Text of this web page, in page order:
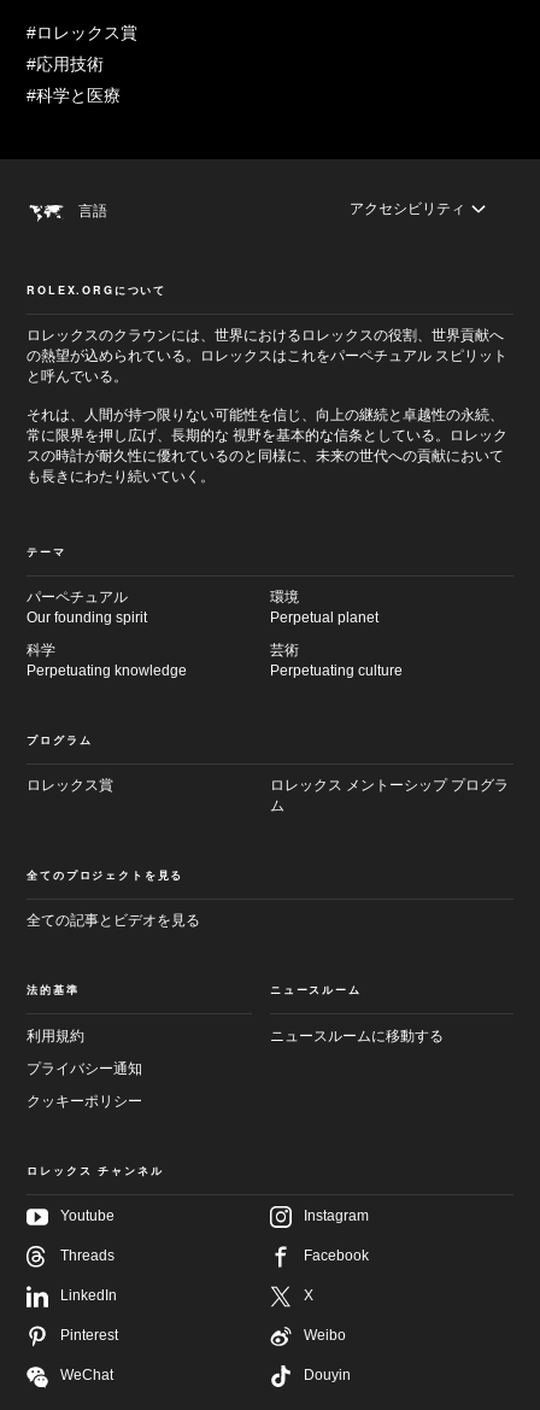
イ
ン
画
面
へ
進
む
ッ
ー
進
#ロレックス賞
#応用技術
#科学と医療
言語 アクセシビリティ
ROLEX.ORGについて
ロレックスのクラウンには、世界におけるロレックスの役割、世界貢献へ
の熱望が込められている。ロレックスはこれをパーペチュアル スピリット
と呼んでいる。
それは、人間が持つ限りない可能性を信じ、向上の継続と卓越性の永続、
常に限界を押し広げ、長期的な 視野を基本的な信条としている。ロレック
スの時計が耐久性に優れているのと同様に、未来の世代への貢献において
も長きにわたり続いていく。
テーマ
パーペチュアル
Our founding spirit
環境
Perpetual planet
科学
Perpetuating knowledge
芸術
Perpetuating culture
プログラム
ロレックス賞
ロレックス メントーシップ プログラ
ム
全てのプロジェクトを見る
全ての記事とビデオを見る
法的基準
利用規約
プライバシー通知
クッキーポリシー
ニュースルーム
ニュースルームに移動する
ロレックス チャンネル
Youtube Instagram
Threads Facebook
LinkedIn X
Pinterest Weibo
WeChat Douyin